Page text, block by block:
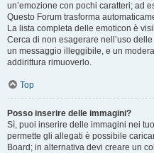
un’emozione con pochi caratteri; ad
Questo Forum trasforma
La lista completa delle emoticon è
Cerca di non esagerare nell’uso
un messaggio illeggibile, e un
addirittura rimuoverlo.
Top
Posso inserire delle immagini?
Sì, puoi inserire delle immagini nei
permette gli allegati è possibile
Board; in alternativa devi creare un